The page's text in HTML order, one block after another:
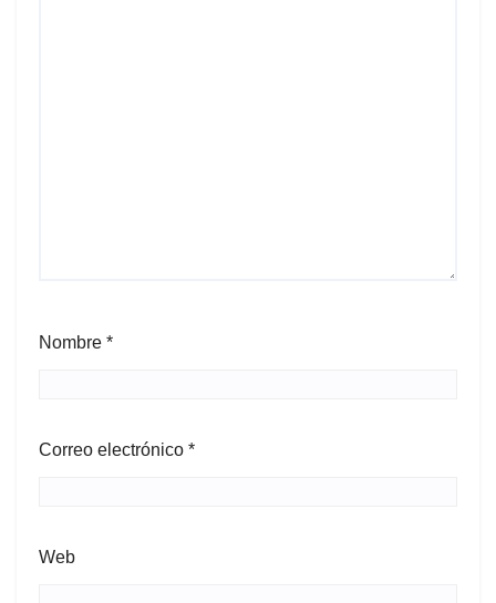
Nombre *
Correo electrónico *
Web